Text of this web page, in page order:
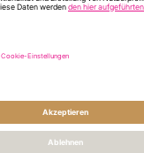
Impressum